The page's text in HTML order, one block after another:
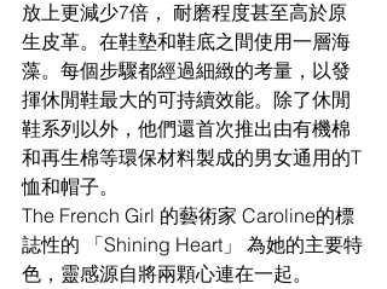
放上更減少7倍， 耐磨程度甚至高於原
生皮革。在鞋墊和鞋底之間使用一層海
藻。每個步驟都經過細緻的考量，以發
揮休閒鞋最大的可持續效能。除了休閒
鞋系列以外，他們還首次推出由有機棉
和再生棉等環保材料製成的男女通用的T
恤和帽子。
The French Girl 的藝術家 Caroline的標
誌性的 「Shining Heart」 為她的主要特
色，靈感源自將兩顆心連在一起。